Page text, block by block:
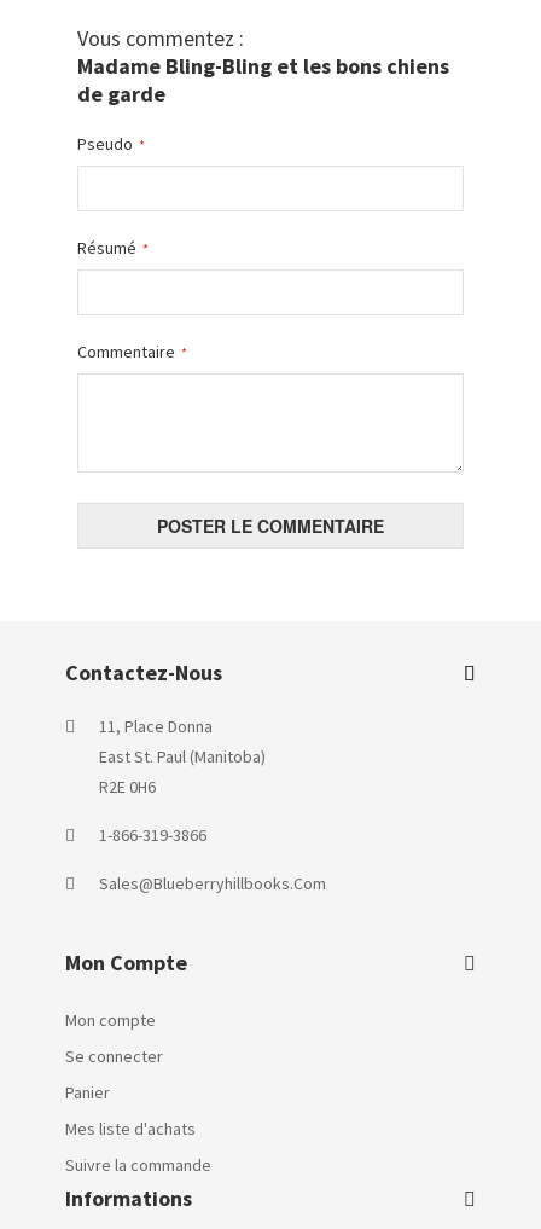
Vous commentez :
Madame Bling-Bling et les bons chiens
de garde
Pseudo
Résumé
Commentaire
POSTER LE COMMENTAIRE
Contactez-Nous
11, Place Donna
East St. Paul (Manitoba)
R2E 0H6
1-866-319-3866
Sales@blueberryhillbooks.com
Mon Compte
Mon compte
Se connecter
Panier
Mes liste d'achats
Suivre la commande
Informations